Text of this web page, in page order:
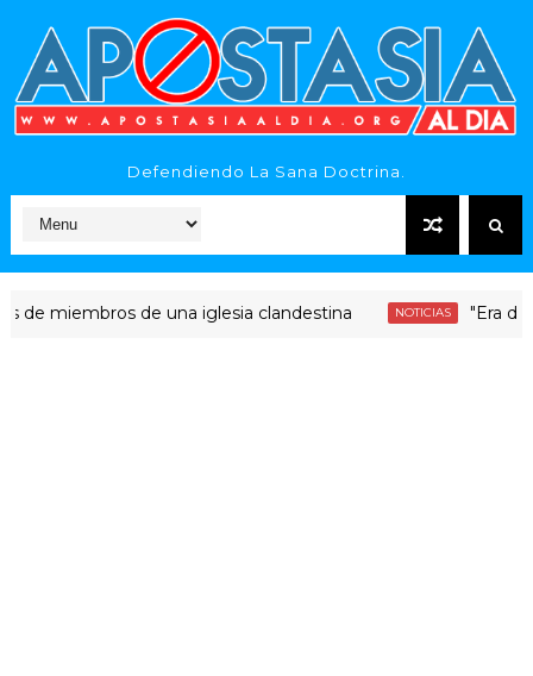
Defendiendo La Sana Doctrina.
de una iglesia clandestina NOTICIAS "Era dinero